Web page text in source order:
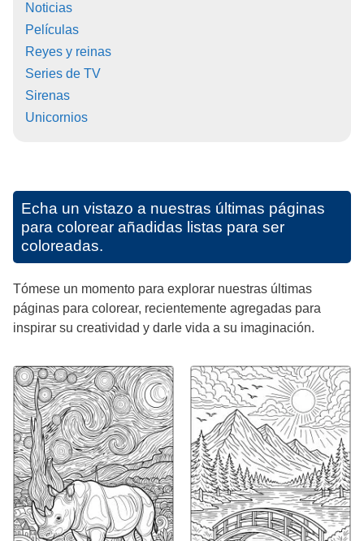
Noticias
Películas
Reyes y reinas
Series de TV
Sirenas
Unicornios
Echa un vistazo a nuestras últimas páginas
para colorear añadidas listas para ser
coloreadas.
Tómese un momento para explorar nuestras últimas
páginas para colorear, recientemente agregadas para
inspirar su creatividad y darle vida a su imaginación.